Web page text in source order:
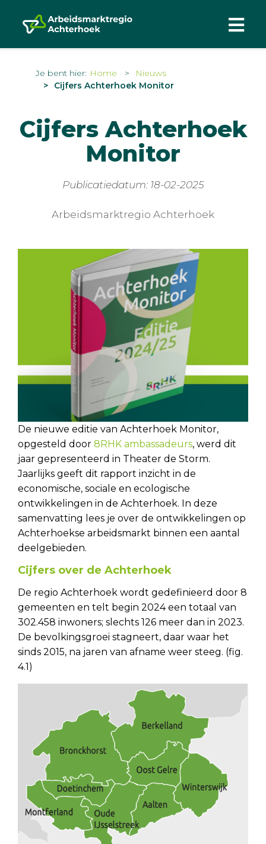
Je bent hier: Home
Nieuws
Cijfers Achterhoek Monitor
Cijfers Achterhoek
Monitor
Publicatiedatum: 18-02-2025
Arbeidsmarktregio Achterhoek
De nieuwe editie van Achterhoek Monitor,
opgesteld door 8RHK ambassadeurs, werd dit
jaar gepresenteerd in Theater de Storm.
Jaarlijks geeft dit rapport inzicht in de
economische, sociale en ecologische
ontwikkelingen in de Achterhoek. In deze
samenvatting lees je over de ontwikkelingen op
Achterhoekse arbeidsmarkt binnen een aantal
deelgebieden.
Cijfers over de Achterhoek
De regio Achterhoek wordt gedefinieerd door 8
gemeenten en telt begin 2024 een totaal van
302.458 inwoners; slechts 126 meer dan in 2023.
De bevolkingsgroei stagneert, daar waar het
sinds 2015, na jaren van afname weer steeg. (fig.
4.1)